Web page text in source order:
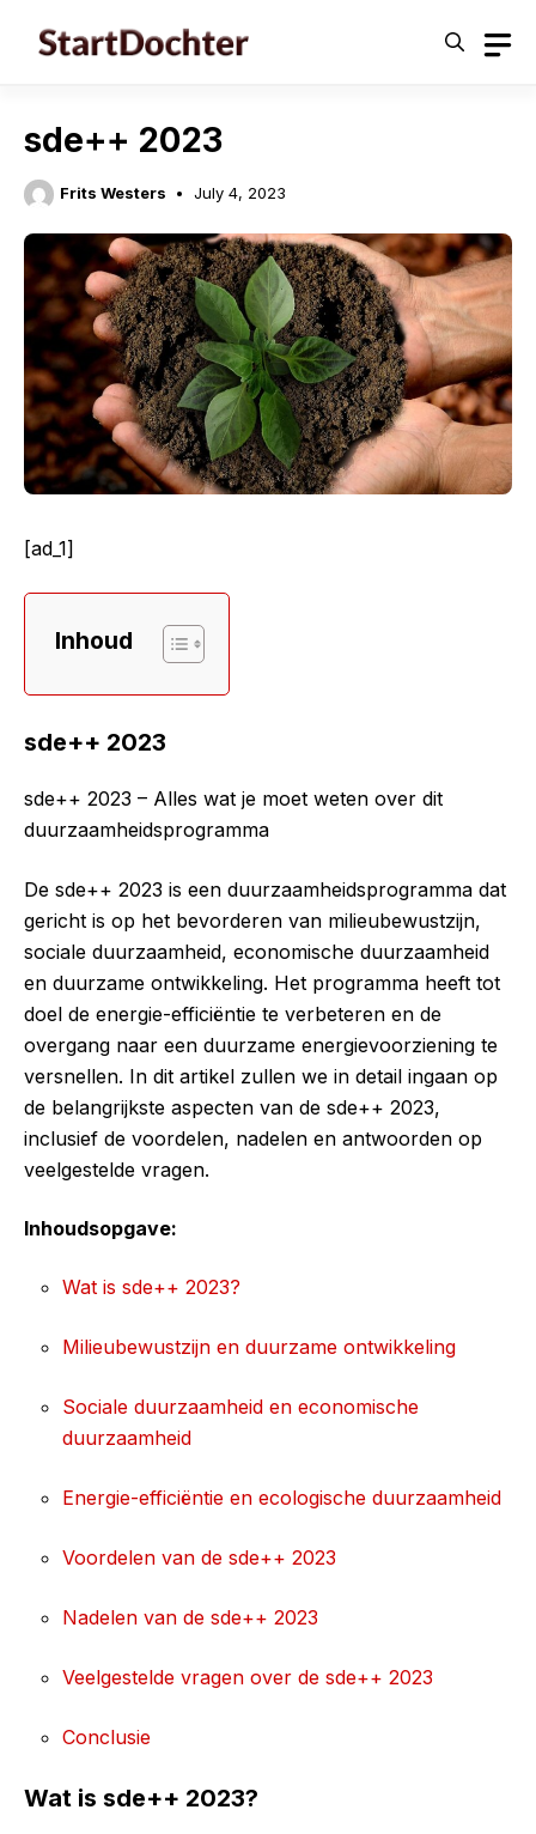
sde++ 2023
Frits Westers July 4, 2023
[ad_1]
Inhoud
sde++ 2023
sde++ 2023 – Alles wat je moet weten over dit
duurzaamheidsprogramma
De sde++ 2023 is een duurzaamheidsprogramma dat
gericht is op het bevorderen van milieubewustzijn,
sociale duurzaamheid, economische duurzaamheid
en duurzame ontwikkeling. Het programma heeft tot
doel de energie-efficiëntie te verbeteren en de
overgang naar een duurzame energievoorziening te
versnellen. In dit artikel zullen we in detail ingaan op
de belangrijkste aspecten van de sde++ 2023,
inclusief de voordelen, nadelen en antwoorden op
veelgestelde vragen.
Inhoudsopgave:
Wat is sde++ 2023?
Milieubewustzijn en duurzame ontwikkeling
Sociale duurzaamheid en economische
duurzaamheid
Energie-efficiëntie en ecologische duurzaamheid
Voordelen van de sde++ 2023
Nadelen van de sde++ 2023
Veelgestelde vragen over de sde++ 2023
Conclusie
Wat is sde++ 2023?